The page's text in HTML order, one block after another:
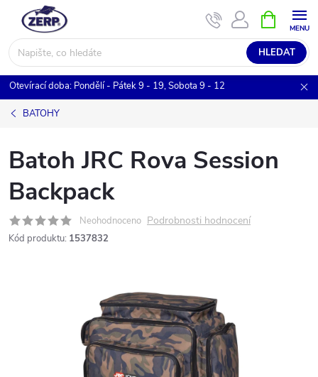
obsah
HLEDAT
NÁKUPNÍ
KOŠÍK
Otevírací doba: Pondělí - Pátek 9 - 19, Sobota 9 - 12
BATOHY
Batoh JRC Rova Session
Backpack
Neohodnoceno Podrobnosti hodnocení
Kód produktu: 1537832